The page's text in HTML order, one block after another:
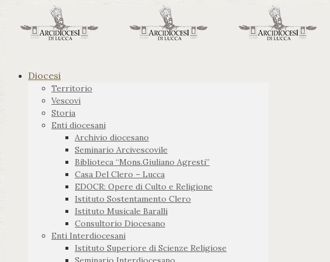
Diocesi
Territorio
Vescovi
Storia
Enti diocesani
Archivio diocesano
Seminario Arcivescovile
Biblioteca “Mons.Giuliano Agresti”
Casa Del Clero – Lucca
EDOCR: Opere di Culto e Religione
Istituto Sostentamento Clero
Istituto Musicale Baralli
Consultorio Diocesano
Enti Interdiocesani
Istituto Superiore di Scienze Religiose